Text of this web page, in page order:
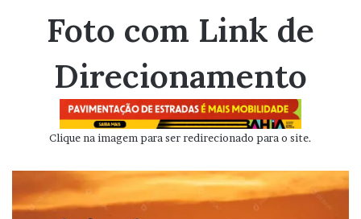
mail
Foto com Link de
Direcionamento
Clique na imagem para ser redirecionado para o site.